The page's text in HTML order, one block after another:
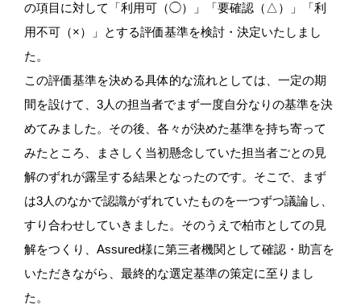
の項目に対して「利用可（◯）」「要確認（△）」「利
用不可（×）」とする評価基準を検討・決定いたしまし
た。
この評価基準を決める具体的な流れとしては、一定の期
間を設けて、3人の担当者でまず一度自分なりの基準を決
めてみました。その後、各々が決めた基準を持ち寄って
みたところ、まさしく当初懸念していた担当者ごとの見
解のずれが露呈する結果となったのです。そこで、まず
は3人のなかで認識がずれていたものを一つずつ議論し、
すり合わせしていきました。そのうえで柏市としての見
解をつくり、Assured様に第三者機関として確認・助言を
いただきながら、最終的な選定基準の策定に至りまし
た。